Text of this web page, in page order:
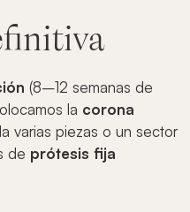
(8–12 semanas de
la corona
varias piezas o un sector
de prótesis fija